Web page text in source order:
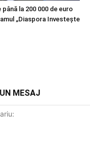
la 200 000 de euro
„Diaspora Investește
MESAJ